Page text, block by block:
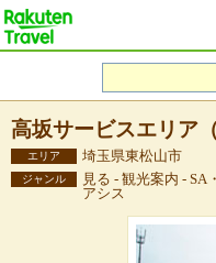
高坂サービスエリア（
エリア 埼玉県東松山市
ジャンル
見る - 観光案内 - SA
アシス